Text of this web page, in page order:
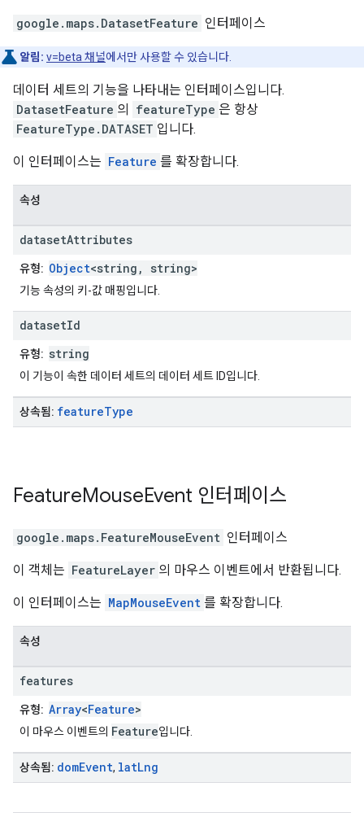
google.maps. DatasetFeature 인터페이스
알림: v=beta 채널에서만 사용할 수 있습니다.
데이터 세트의 기능을 나타내는 인터페이스입니다.
DatasetFeature 의 featureType 은 항상
FeatureType.DATASET 입니다.
이 인터페이스는 Feature 를 확장합니다.
속성
datasetAttributes
유형: Object<string, string>
기능 속성의 키-값 매핑입니다.
datasetId
유형: string
이 기능이 속한 데이터 세트의 데이터 세트 ID입니다.
상속됨: featureType
FeatureMouseEvent 인터페이스
google.maps. FeatureMouseEvent 인터페이스
이 객체는 FeatureLayer 의 마우스 이벤트에서 반환됩니다.
이 인터페이스는 MapMouseEvent 를 확장합니다.
속성
features
유형: Array<Feature>
이 마우스 이벤트의 Feature입니다.
상속됨: domEvent, latLng